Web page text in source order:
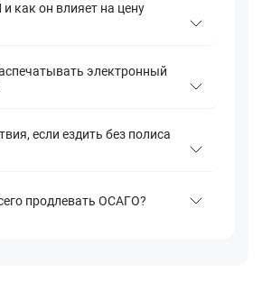
как он влияет на цену
электронный
если ездить без полиса
продлевать ОСАГО?